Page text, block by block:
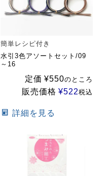
簡単レシピ付き
水引3色アソートセット/09
～16
定価 ¥550のところ
販売価格 ¥522税込
詳細を見る